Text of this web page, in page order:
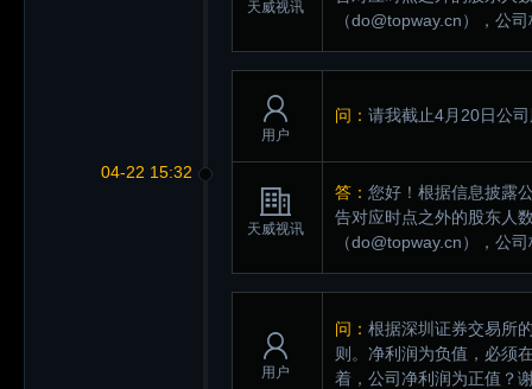
天威视讯
（do@topway.cn），公
04-22 15:32
用户
问： 请我截止4月20日公
天威视讯
答： 您好！根据信息披露
告对应时点之外的股东人
（do@topway.cn），公
用户
问： 根据深圳证券交易所
则。净利润为负值，必须
着，公司净利润为正值？